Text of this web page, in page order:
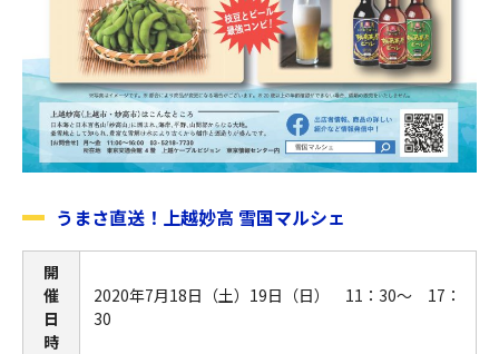
うまさ直送！上越妙高 雪国マルシェ
開
催
日
時
2020年7月18日（土）19日（日） 11：30～ 17：
30